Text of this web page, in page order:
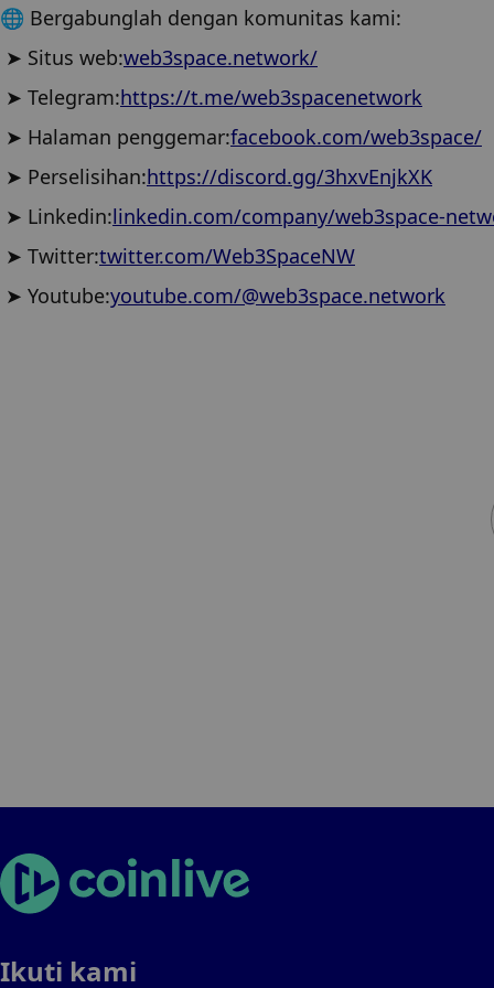
🌐 Bergabunglah dengan komunitas kami:
➤ Situs web:web3space.network/
➤ Telegram:https://t.me/web3spacenetwork
➤ Halaman penggemar:facebook.com/web3space/
➤ Perselisihan:https://discord.gg/3hxvEnjkXK
➤ Linkedin:linkedin.com/company/web3space-
➤ Twitter:twitter.com/Web3SpaceNW
➤ Youtube:youtube.com/@web3space.network
Ikuti kami